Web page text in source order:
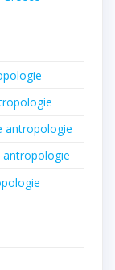
antropologie
antropologie